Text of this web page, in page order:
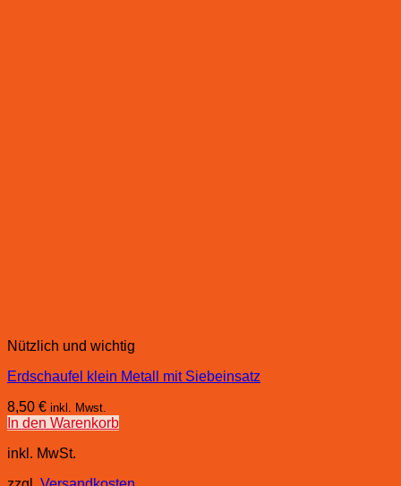
Nützlich und wichtig
Erdschaufel klein Metall mit Siebeinsatz
8,50 € inkl. Mwst.
In den Warenkorb
inkl. MwSt.